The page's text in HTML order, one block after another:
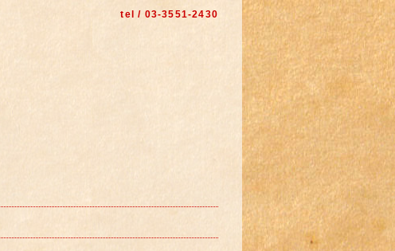
tel / 03-3551-2430